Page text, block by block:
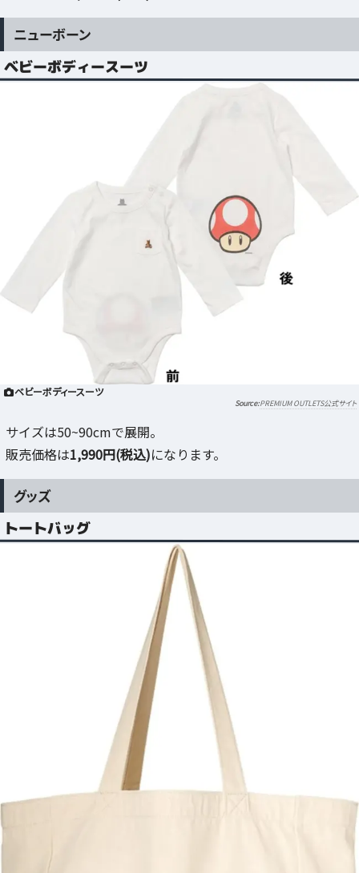
ニューボーン
ベビーボディースーツ
ベビーボディースーツ
PREMIUM OUTLETS公式サイト
サイズは50~90cmで展開。
販売価格は1,990円(税込)になります。
グッズ
トートバッグ